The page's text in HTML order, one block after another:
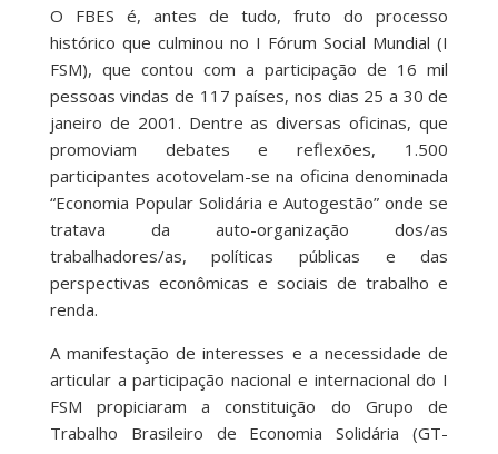
O FBES é, antes de tudo, fruto do processo
histórico que culminou no I Fórum Social Mundial (I
FSM), que contou com a participação de 16 mil
pessoas vindas de 117 países, nos dias 25 a 30 de
janeiro de 2001. Dentre as diversas oficinas, que
promoviam debates e reflexões, 1.500
participantes acotovelam-se na oficina denominada
“Economia Popular Solidária e Autogestão” onde se
tratava da auto-organização dos/as
trabalhadores/as, políticas públicas e das
perspectivas econômicas e sociais de trabalho e
renda.
A manifestação de interesses e a necessidade de
articular a participação nacional e internacional do I
FSM propiciaram a constituição do Grupo de
Trabalho Brasileiro de Economia Solidária (GT-